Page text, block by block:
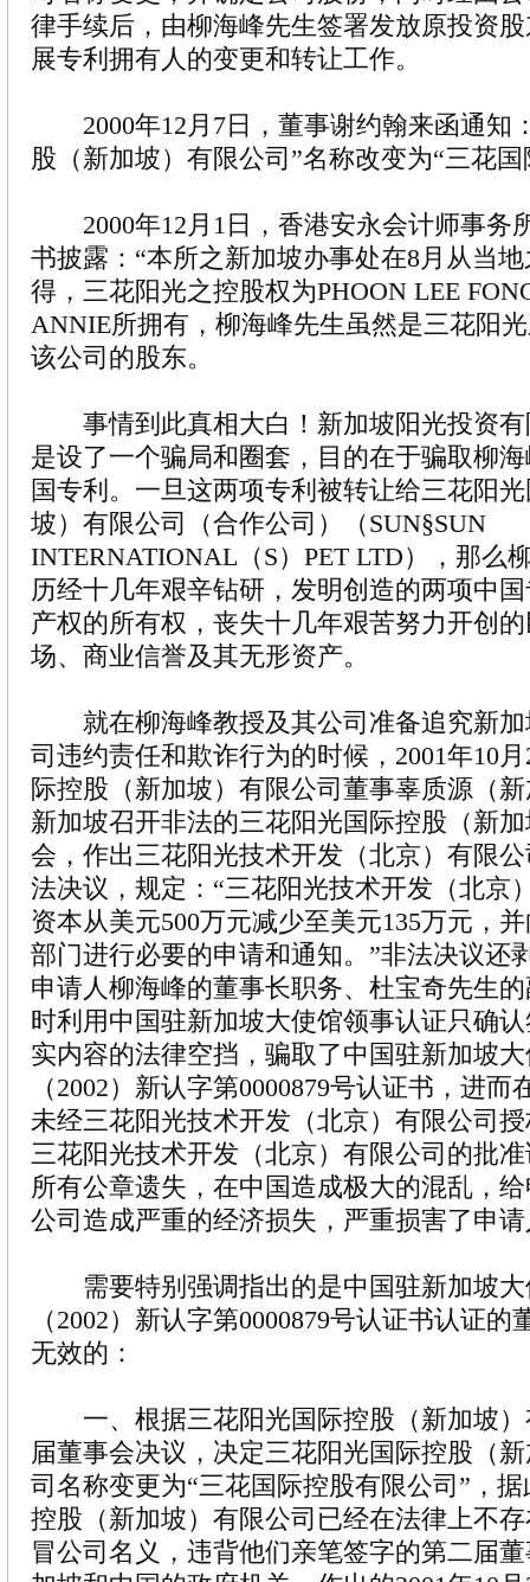
律手续后，由柳海峰先生签署发放原投资
展专利拥有人的变更和转让工作。
2000年12月7日，董事谢约翰来函通知
股（新加坡）有限公司”名称改变为“三花
2000年12月1日，香港安永会计师事务
书披露：“本所之新加坡办事处在8月从当
得，三花阳光之控股权为PHOON LEE
ANNIE所拥有，柳海峰先生虽然是三花阳
该公司的股东。
事情到此真相大白！新加坡阳光投资有
是设了一个骗局和圈套，目的在于骗取柳
国专利。一旦这两项专利被转让给三花阳
坡）有限公司（合作公司）（SUN§SUN
INTERNATIONAL（S）PET LTD），那么
历经十几年艰辛钻研，发明创造的两项中
产权的所有权，丧失十几年艰苦努力开创
场、商业信誉及其无形资产。
就在柳海峰教授及其公司准备追究新加
司违约责任和欺诈行为的时候，2001年10
际控股（新加坡）有限公司董事辜质源（
新加坡召开非法的三花阳光国际控股（新
会，作出三花阳光技术开发（北京）有限
法决议，规定：“三花阳光技术开发（北京
资本从美元500万元减少至美元135万元，
部门进行必要的申请和通知。”非法决议还
申请人柳海峰的董事长职务、杜宝奇先生
时利用中国驻新加坡大使馆领事认证只确
实内容的法律空挡，骗取了中国驻新加坡
（2002）新认字第0000879号认证书，进
未经三花阳光技术开发（北京）有限公司
三花阳光技术开发（北京）有限公司的批
所有公章遗失，在中国造成极大的混乱，
公司造成严重的经济损失，严重损害了申
需要特别强调指出的是中国驻新加坡大
（2002）新认字第0000879号认证书认证
无效的：
一、根据三花阳光国际控股（新加坡）
届董事会决议，决定三花阳光国际控股（
司名称变更为“三花国际控股有限公司”，
控股（新加坡）有限公司已经在法律上不
冒公司名义，违背他们亲笔签字的第二届